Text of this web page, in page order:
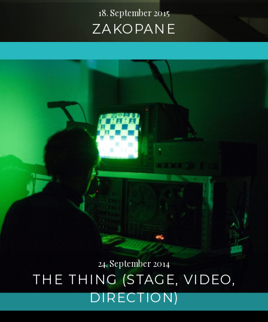
18. September 2015
ZAKOPANE
24. September 2014
THE THING (STAGE, VIDEO,
DIRECTION)